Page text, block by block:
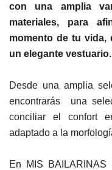
con una amplia
materiales, para
momento de tu vida,
un elegante vestuario.
Desde una amplia
encontrarás una
conciliar el confort
adaptado a la
En MIS